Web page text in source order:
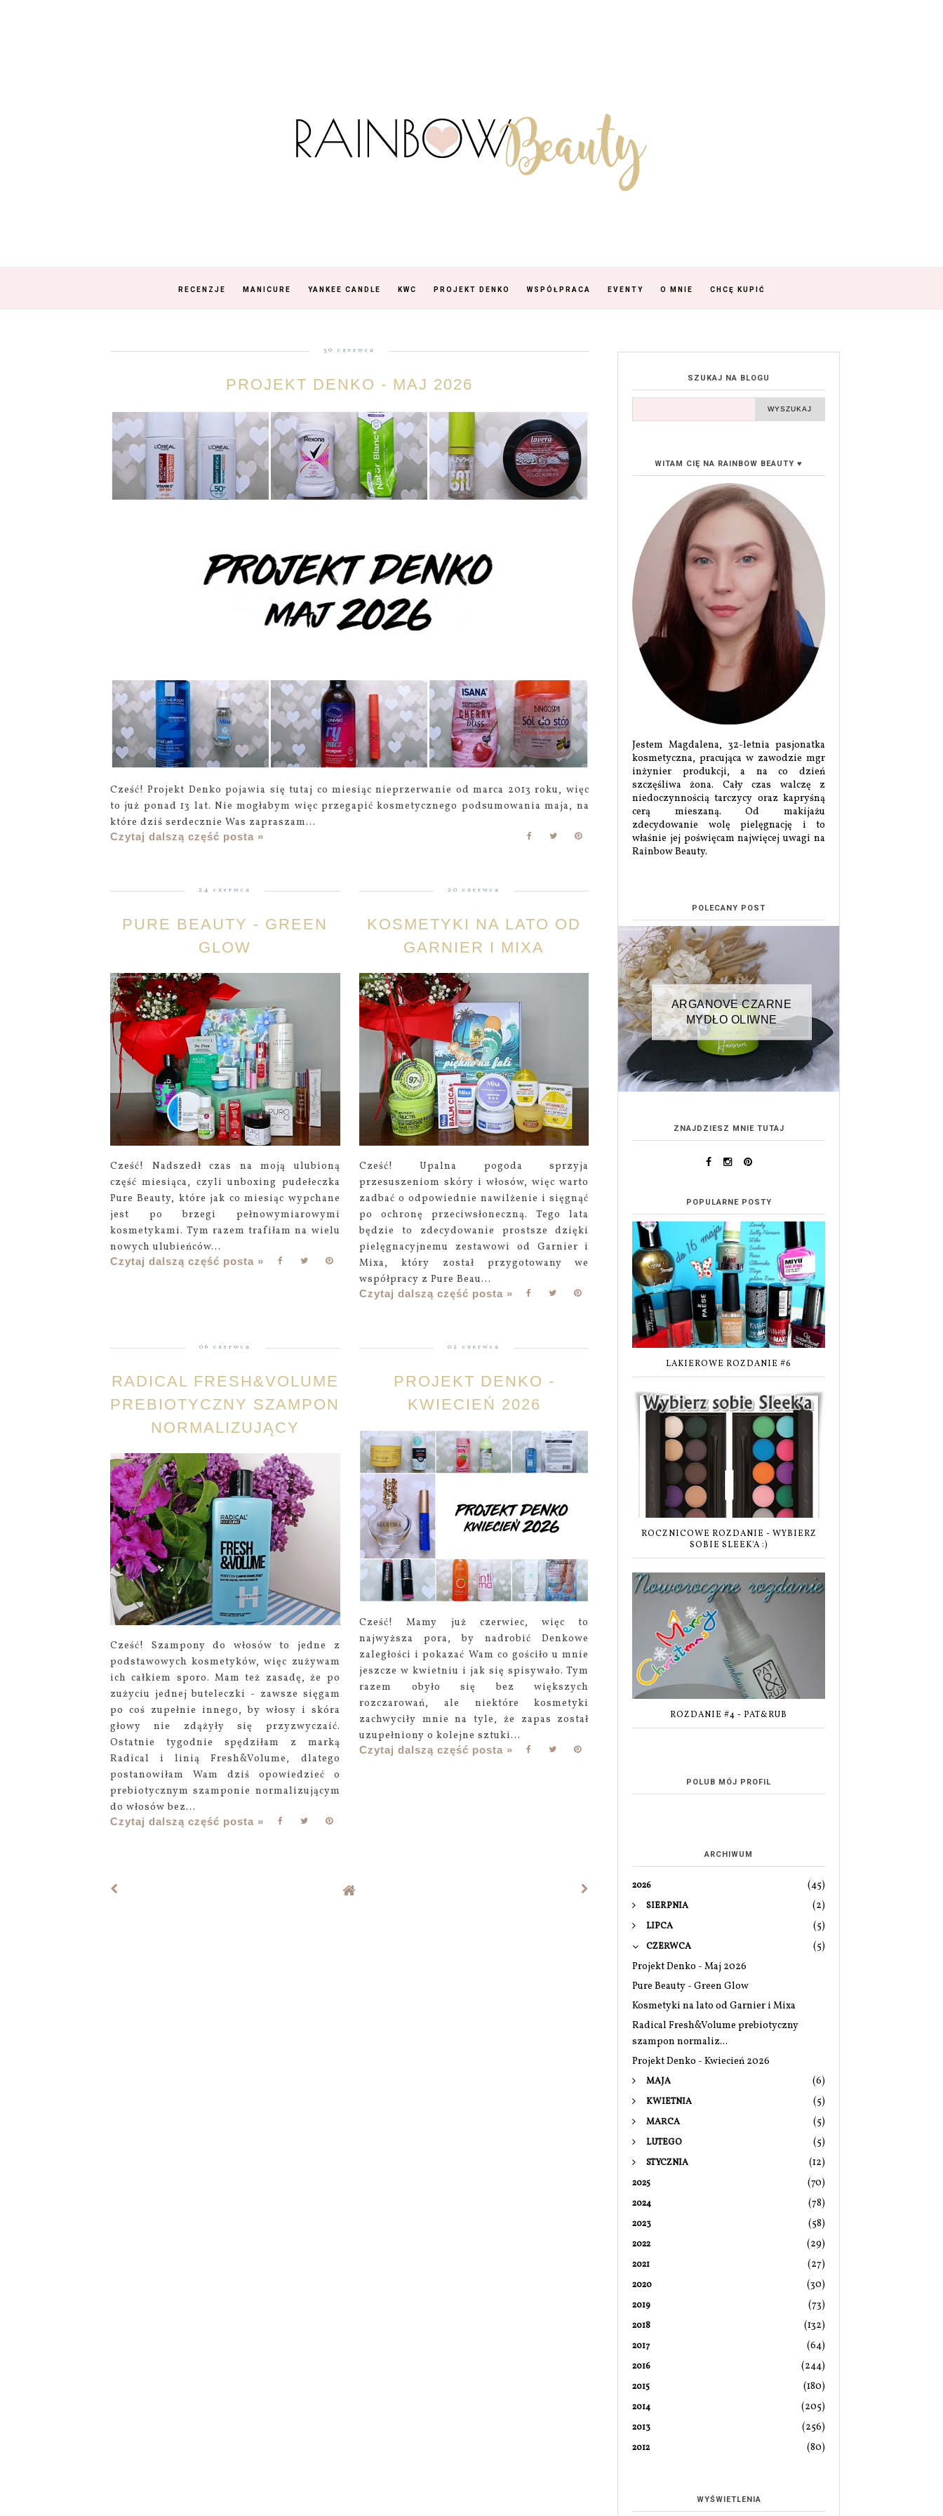
RECENZJE MANICURE YANKEE CANDLE KWC PROJEKT DENKO WSPÓŁPRACA EVENTY O MNIE CHCĘ KUPIĆ
30 czerwca
PROJEKT DENKO - MAJ 2026
Cześć! Projekt Denko pojawia się tutaj co miesiąc nieprzerwanie od marca 2013 roku, więc
to już ponad 13 lat. Nie mogłabym więc przegapić kosmetycznego podsumowania maja, na
które dziś serdecznie Was zapraszam...
Czytaj dalszą część posta »
24 czerwca
PURE BEAUTY - GREEN
GLOW
Cześć! Nadszedł czas na moją ulubioną
część miesiąca, czyli unboxing pudełeczka
Pure Beauty, które jak co miesiąc wypchane
jest po brzegi pełnowymiarowymi
kosmetykami. Tym razem trafiłam na wielu
nowych ulubieńców...
Czytaj dalszą część posta »
20 czerwca
KOSMETYKI NA LATO OD
GARNIER I MIXA
Cześć! Upalna pogoda sprzyja
przesuszeniom skóry i włosów, więc warto
zadbać o odpowiednie nawilżenie i sięgnąć
po ochronę przeciwsłoneczną. Tego lata
będzie to zdecydowanie prostsze dzięki
pielęgnacyjnemu zestawowi od Garnier i
Mixa, który został przygotowany we
współpracy z Pure Beau...
Czytaj dalszą część posta »
06 czerwca
RADICAL FRESH&VOLUME
PREBIOTYCZNY SZAMPON
NORMALIZUJĄCY
Cześć! Szampony do włosów to jedne z
podstawowych kosmetyków, więc zużywam
ich całkiem sporo. Mam też zasadę, że po
zużyciu jednej buteleczki - zawsze sięgam
po coś zupełnie innego, by włosy i skóra
głowy nie zdążyły się przyzwyczaić.
Ostatnie tygodnie spędziłam z marką
Radical i linią Fresh&Volume, dlatego
postanowiłam Wam dziś opowiedzieć o
prebiotycznym szamponie normalizującym
do włosów bez...
Czytaj dalszą część posta »
02 czerwca
PROJEKT DENKO -
KWIECIEŃ 2026
Cześć! Mamy już czerwiec, więc to
najwyższa pora, by nadrobić Denkowe
zaległości i pokazać Wam co gościło u mnie
jeszcze w kwietniu i jak się spisywało. Tym
razem obyło się bez większych
rozczarowań, ale niektóre kosmetyki
zachwyciły mnie na tyle, że zapas został
uzupełniony o kolejne sztuki...
Czytaj dalszą część posta »
SZUKAJ NA BLOGU
WITAM CIĘ NA RAINBOW BEAUTY ♥
Jestem Magdalena, 32-letnia pasjonatka
kosmetyczna, pracująca w zawodzie mgr
inżynier produkcji, a na co dzień
szczęśliwa żona. Cały czas walczę z
niedoczynnością tarczycy oraz kapryśną
cerą mieszaną. Od makijażu
zdecydowanie wolę pielęgnację i to
właśnie jej poświęcam najwięcej uwagi na
Rainbow Beauty.
POLECANY POST
ARGANOVE CZARNE
MYDŁO OLIWNE
ZNAJDZIESZ MNIE TUTAJ
POPULARNE POSTY
LAKIEROWE ROZDANIE #6
ROCZNICOWE ROZDANIE - WYBIERZ
SOBIE SLEEK'A :)
ROZDANIE #4 - PAT&RUB
POLUB MÓJ PROFIL
ARCHIWUM
2026 (45)
SIERPNIA (2)
LIPCA (5)
CZERWCA
(5)
Projekt Denko - Maj 2026
Pure Beauty - Green Glow
Kosmetyki na lato od Garnier i Mixa
Radical Fresh&Volume prebiotyczny
szampon normaliz...
Projekt Denko - Kwiecień 2026
MAJA (6)
KWIETNIA (5)
MARCA (5)
LUTEGO (5)
STYCZNIA (12)
2025 (70)
2024 (78)
2023 (58)
2022 (29)
2021 (27)
2020 (30)
2019 (73)
2018 (132)
2017 (64)
2016 (244)
2015 (180)
2014 (205)
2013 (256)
2012 (80)
WYŚWIETLENIA